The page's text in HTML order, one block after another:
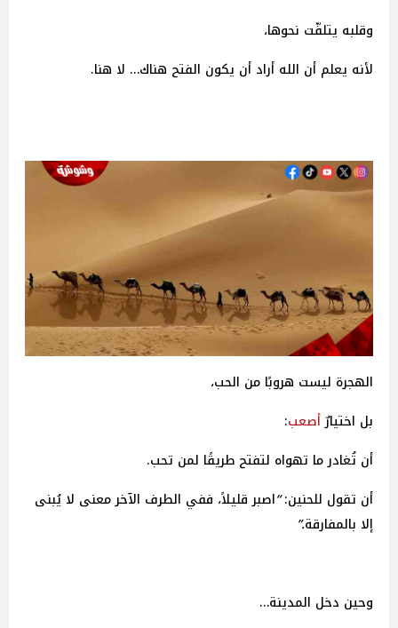
وقلبه يتلفّت نحوها،
لأنه يعلم أن الله أراد أن يكون الفتح هناك… لا هنا.
الهجرة ليست هروبًا من الحب،
بل اختيارٌأصعب:
أن تُغادر ما تهواه لتفتح طريقًا لمن تحب.
أن تقول للحنين:“اصبر قليلاً، ففي الطرف الآخرمعنى لا يُبنى
إلا بالمفارقة.”
وحين دخل المدينة…